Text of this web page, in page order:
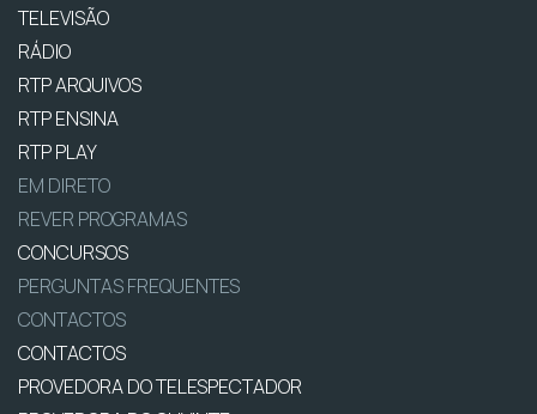
TELEVISÃO
RÁDIO
RTP ARQUIVOS
RTP ENSINA
RTP PLAY
EM DIRETO
REVER PROGRAMAS
CONCURSOS
PERGUNTAS FREQUENTES
CONTACTOS
CONTACTOS
PROVEDORA DO TELESPECTADOR